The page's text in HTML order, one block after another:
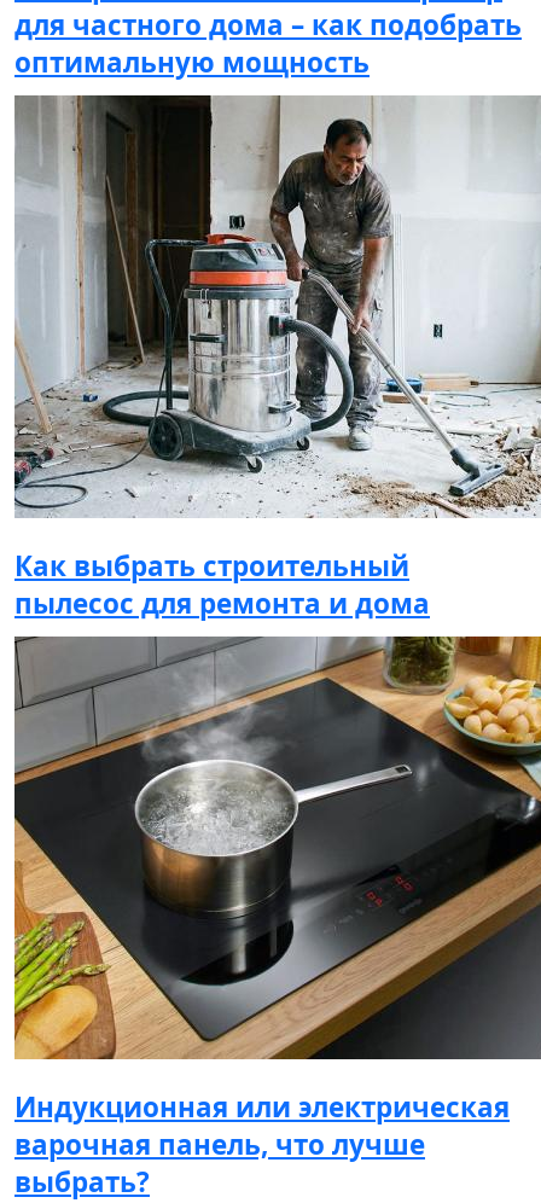
для частного дома – как подобрать
оптимальную мощность
Как выбрать строительный
пылесос для ремонта и дома
Индукционная или электрическая
варочная панель, что лучше
выбрать?